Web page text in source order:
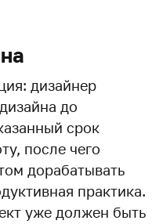
дизайнер
до
срок
после чего
дорабатывать
практика.
уже должен быть